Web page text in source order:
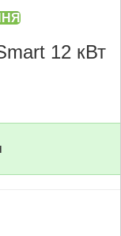
12 кВт